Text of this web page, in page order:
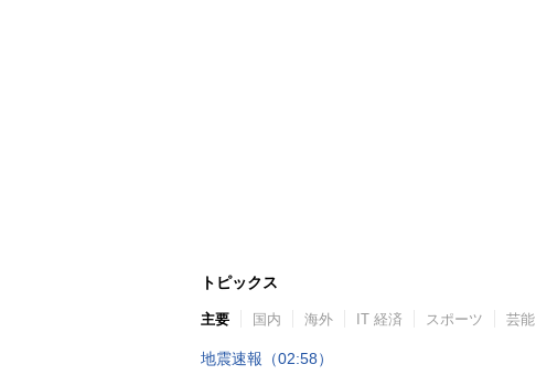
トピックス
主要 国内 海外 IT 経済 スポーツ 芸能
地震速報（02:58）